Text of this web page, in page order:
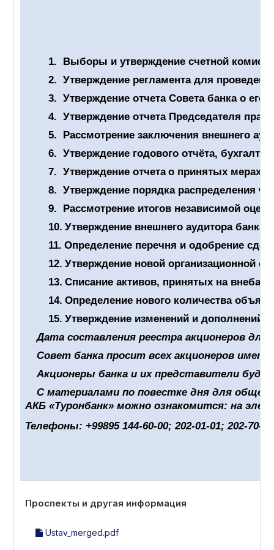
1. Выборы и утверждение счетной
2. Утверждение регламента для
3. Утверждение отчетаСовета банка о его
4. Утверждение отчета Председателя
5. Рассмотрение заключения внешнего
6. Утверждение годового отчёта,
7. Утверждение отчета о принятых мерах
8. Утверждение порядка распределения
9. Рассмотрение итогов независимой
10. Утверждение внешнего аудитора банка
11. Определение перечня и одобрение
12. Утверждение новой организационной
13. Списание активов, принятых на
14. Определение нового количества
15. Утверждение изменений и дополнений,
Дата составления реестра акционеров для
Совет банка просит всех акционеров
Акционеры банка и их представители
С материалами по повестке дня для
АКБ «Туронбанк» можно ознакомится: на
Телефоны: +99895 144-60-00; 202-01-01; 202-70-
Проспекты и другая информация
Ustav_merged.pdf